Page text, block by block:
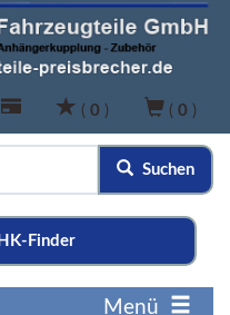
( 0 ) ( 0 )
Suchen
Finder
Menü